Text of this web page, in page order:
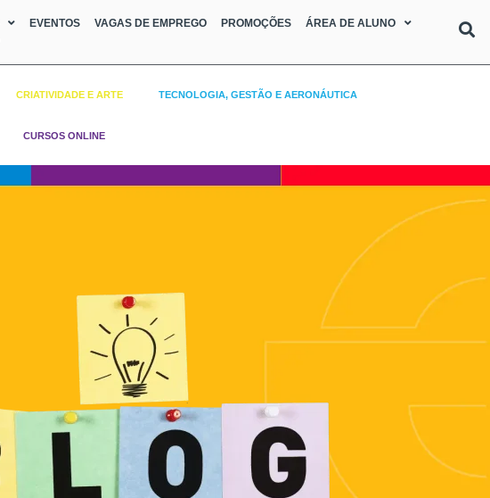
EVENTOS VAGAS DE EMPREGO PROMOÇÕES
ÁREA DE ALUNO
CRIATIVIDADE E ARTE TECNOLOGIA, GESTÃO E AERONÁUTICA
CURSOS ONLINE